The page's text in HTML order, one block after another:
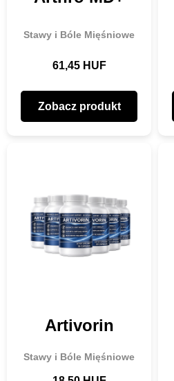
Stawy i Bóle Mięśniowe
61,45 HUF
Zobacz produkt
Artivorin
Stawy i Bóle Mięśniowe